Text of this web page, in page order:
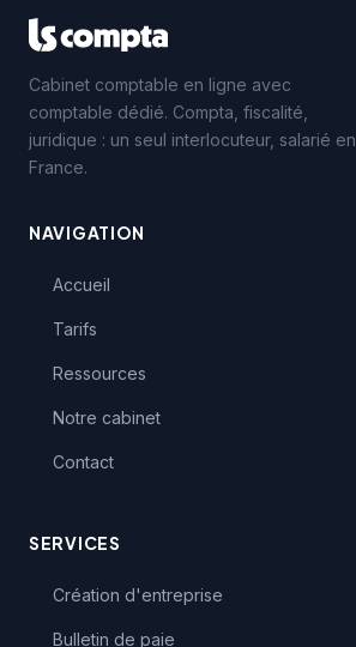
Cabinet comptable en ligne avec
comptable dédié. Compta, fiscalité,
juridique : un seul interlocuteur, salarié en
France.
NAVIGATION
Accueil
Tarifs
Ressources
Notre cabinet
Contact
SERVICES
Création d'entreprise
Bulletin de paie